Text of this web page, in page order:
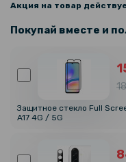
Акция на товар
Покупай вместе и
Защитное стекло Full
A17 4G / 5G